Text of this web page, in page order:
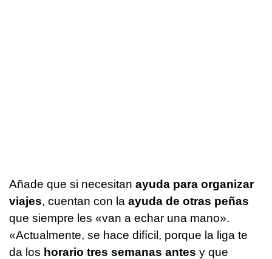
Añade que si necesitan ayuda para organizar
viajes, cuentan con la ayuda de otras peñas
que siempre les «van a echar una mano».
«Actualmente, se hace difícil, porque la liga te
da los horario tres semanas antes y que